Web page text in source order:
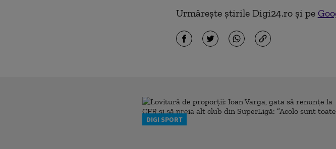
Urmărește știrile Digi24.ro și pe
DIGI SPORT